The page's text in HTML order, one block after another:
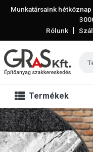
Munkatársaink
Rólunk |
Termékek